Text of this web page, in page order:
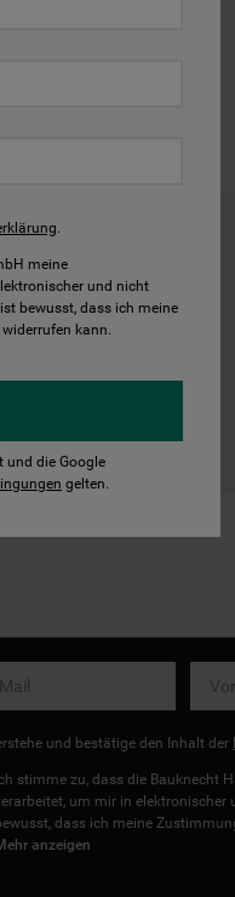
Kontakt
und bestätige den Inhalt der
stimme zu, dass die Bauknecht
um mir in elektronischer
dass ich meine
anzeigen
.
meine
und nicht
bewusst, dass ich meine
kann.
und die Google
gelten.